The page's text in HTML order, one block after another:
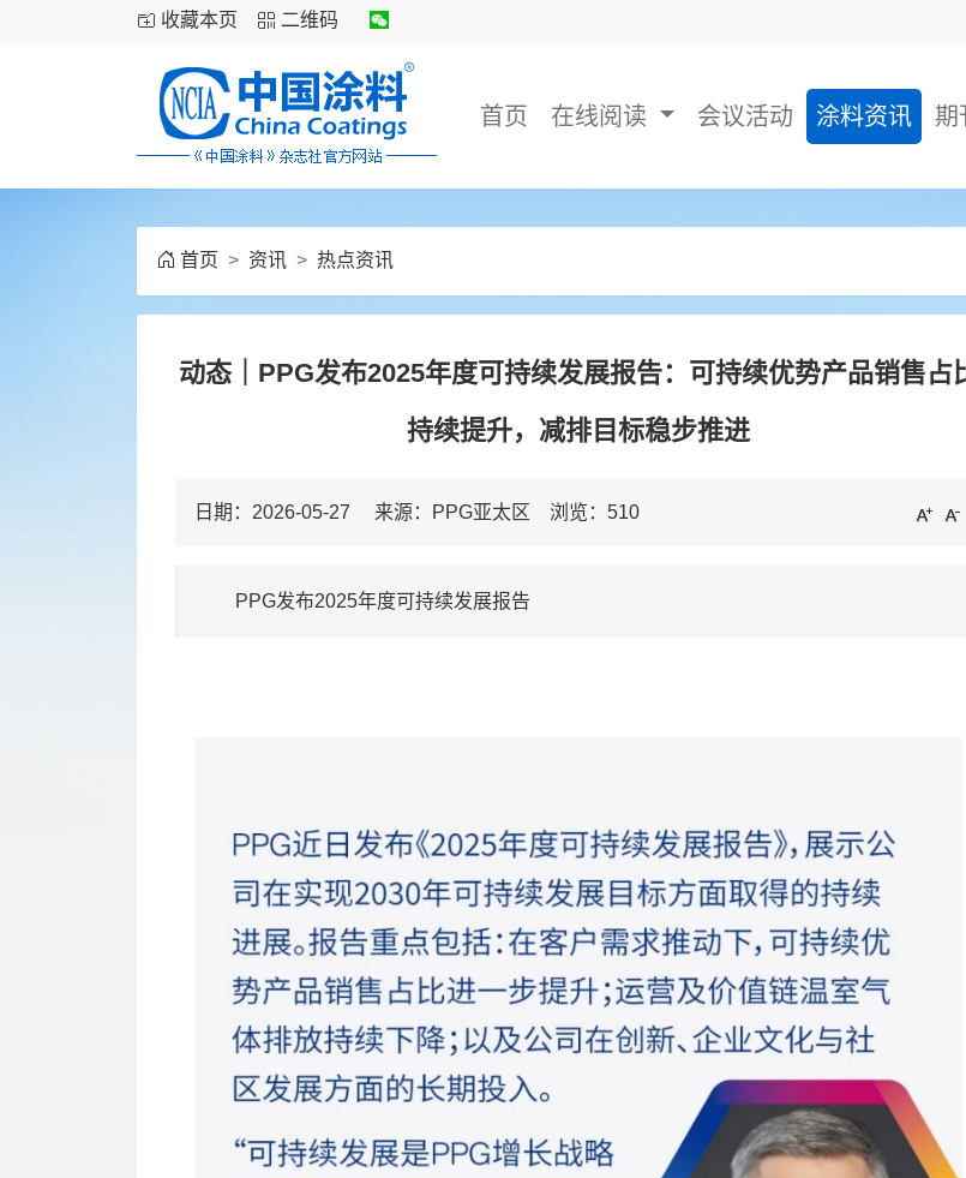
收藏本页 二维码
首页 在线阅读 会议活动 涂料资讯 期
首页 资讯 热点资讯
动态｜PPG发布2025年度可持续发展报告：可持续优势产品销售占
持续提升，减排目标稳步推进
日期：2026-05-27 来源：PPG亚太区 浏览： 510
PPG发布2025年度可持续发展报告